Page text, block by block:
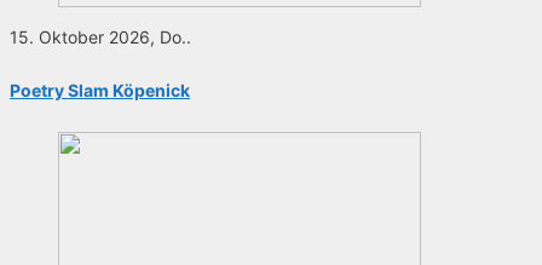
15. Oktober 2026, Do..
Poetry Slam Köpenick